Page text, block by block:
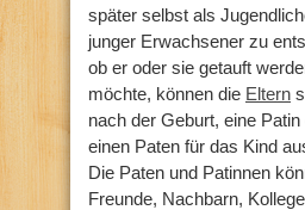
später selbst als
junger Erwachsener zu
ob er oder sie getauft
möchte, können die Eltern
nach der Geburt, eine Patin
einen Paten für das Kind
Die Paten und Patinnen
Freunde, Nachbarn,